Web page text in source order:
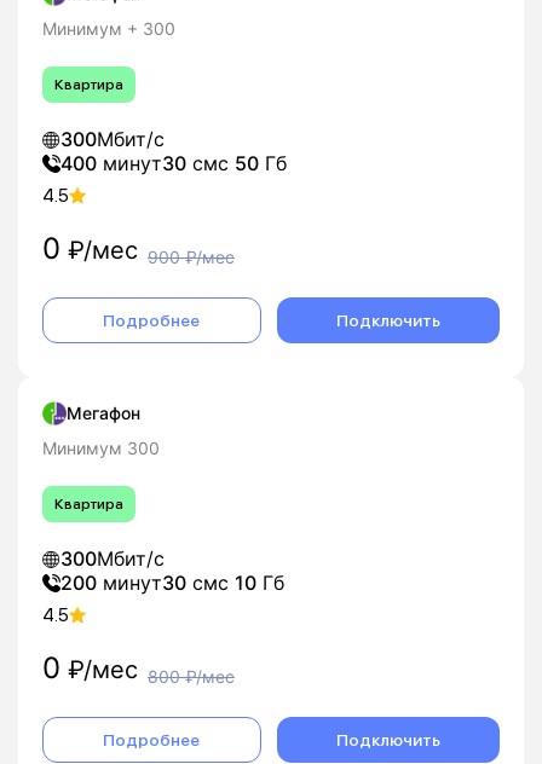
Минимум + 300
Квартира
300Мбит/с
400 минут30 смс 50 Гб
4.5
0 ₽/мес 900₽/мес
Подробнее Подключить
Мегафон
Минимум 300
Квартира
300Мбит/с
200 минут30 смс 10 Гб
4.5
0 ₽/мес 800₽/мес
Подробнее Подключить